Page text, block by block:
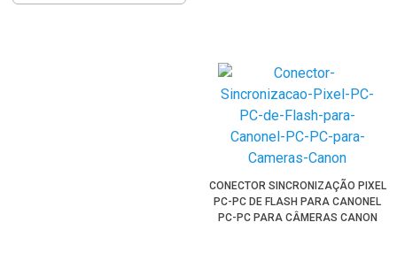
CONECTOR SINCRONIZAÇÃO PIXEL
PC-PC DE FLASH PARA CANONEL
PC-PC PARA CÂMERAS CANON